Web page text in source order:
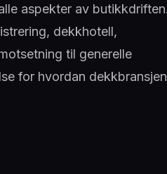
aspekter av butikkdriften.
dekkhotell,
til generelle
for hvordan dekkbransjen